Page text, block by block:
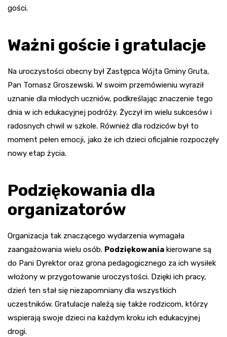
gości.
Ważni goście i gratulacje
Na uroczystości obecny był Zastępca Wójta Gminy Gruta,
Pan Tomasz Groszewski. W swoim przemówieniu wyraził
uznanie dla młodych uczniów, podkreślając znaczenie tego
dnia w ich edukacyjnej podróży. Życzył im wielu sukcesów i
radosnych chwil w szkole. Również dla rodziców był to
moment pełen emocji, jako że ich dzieci oficjalnie rozpoczęły
nowy etap życia.
Podziękowania dla
organizatorów
Organizacja tak znaczącego wydarzenia wymagała
zaangażowania wielu osób. Podziękowania kierowane są
do Pani Dyrektor oraz grona pedagogicznego za ich wysiłek
włożony w przygotowanie uroczystości. Dzięki ich pracy,
dzień ten stał się niezapomniany dla wszystkich
uczestników. Gratulacje należą się także rodzicom, którzy
wspierają swoje dzieci na każdym kroku ich edukacyjnej
drogi.